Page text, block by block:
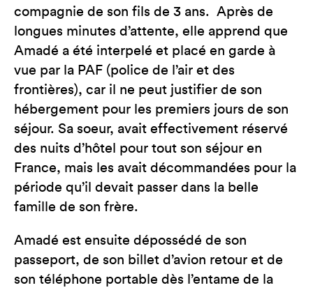
compagnie de son fils de 3 ans. Après de
longues minutes d’attente, elle apprend que
Amadé a été interpelé et placé en garde à
vue par la PAF (police de l’air et des
frontières), car il ne peut justifier de son
hébergement pour les premiers jours de son
séjour. Sa soeur, avait effectivement réservé
des nuits d’hôtel pour tout son séjour en
France, mais les avait décommandées pour la
période qu’il devait passer dans la belle
famille de son frère.
Amadé est ensuite dépossédé de son
passeport, de son billet d’avion retour et de
son téléphone portable dès l’entame de la